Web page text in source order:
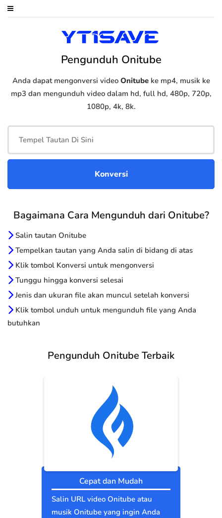
Pengunduh Onitube
Anda dapat mengonversi video Onitubeke mp4, musik ke
mp3 dan mengunduh video dalam hd, full hd, 480p, 720p,
1080p, 4k, 8k.
Bagaimana Cara Mengunduh dari Onitube?
Salin tautan Onitube
Tempelkan tautan yang Anda salin di bidang di atas
Klik tombol Konversi untuk mengonversi
Tunggu hingga konversi selesai
Jenis dan ukuran file akan muncul setelah konversi
Klik tombol unduh untuk mengunduh file yang Anda
butuhkan
Pengunduh Onitube Terbaik
Cepat dan Mudah
Salin URL video Onitube atau
musik Onitube yang ingin Anda